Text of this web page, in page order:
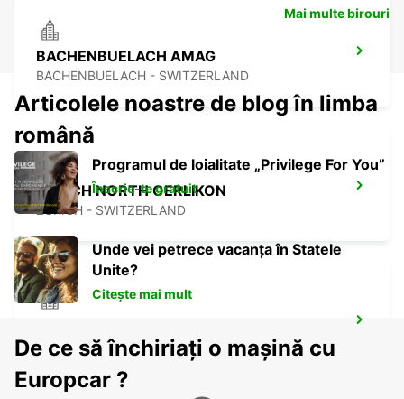
BACHENBUELACH AMAG
BACHENBUELACH - SWITZERLAND
ZURICH NORTH OERLIKON
ZURICH - SWITZERLAND
USTER - SWITZERLAND
Mai multe birouri
Articolele noastre de blog în limba
română
Programul de loialitate „Privilege For You”
Înscrie-te gratuit
Unde vei petrece vacanța în Statele
Unite?
Citește mai mult
De ce să închiriați o mașină cu
Europcar ?